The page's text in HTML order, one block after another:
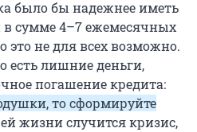
было бы надежнее иметь
в сумме 4–7 ежемесячных
это не для всех возможно.
есть лишние деньги,
погашение кредита:
то сформируйте
жизни случится кризис,